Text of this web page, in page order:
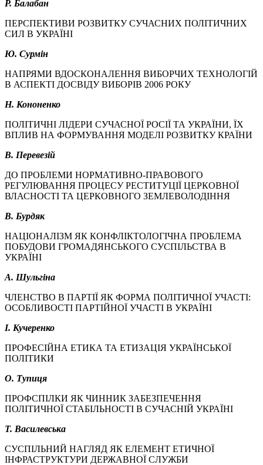
Р. Балабан
ПЕРСПЕКТИВИ РОЗВИТКУ СУЧАСНИХ ПОЛІТИЧНИХ
СИЛ В УКРАЇНІ
Ю. Сурмін
НАПРЯМИ ВДОСКОНАЛЕННЯ ВИБОРЧИХ ТЕХНОЛОГІЙ
В АСПЕКТІ ДОСВІДУ ВИБОРІВ 2006 РОКУ
Н. Кононенко
ПОЛІТИЧНІ ЛІДЕРИ СУЧАСНОЇ РОСІЇ ТА УКРАЇНИ, ЇХ
ВПЛИВ НА ФОРМУВАННЯ МОДЕЛІ РОЗВИТКУ КРАЇНИ
В. Перевезій
ДО ПРОБЛЕМИ НОРМАТИВНО-ПРАВОВОГО
РЕГУЛЮВАННЯ ПРОЦЕСУ РЕСТИТУЦІЇ ЦЕРКОВНОЇ
ВЛАСНОСТІ ТА ЦЕРКОВНОГО ЗЕМЛЕВОЛОДІННЯ
В. Бурдяк
НАЦІОНАЛІЗМ ЯК КОНФЛІКТОЛОГІЧНА ПРОБЛЕМА
ПОБУДОВИ ГРОМАДЯНСЬКОГО СУСПІЛЬСТВА В
УКРАЇНІ
А. Шульгіна
ЧЛЕНСТВО В ПАРТІЇ ЯК ФОРМА ПОЛІТИЧНОЇ УЧАСТІ:
ОСОБЛИВОСТІ ПАРТІЙНОЇ УЧАСТІ В УКРАЇНІ
І. Кучеренко
ПРОФЕСІЙНА ЕТИКА ТА ЕТИЗАЦІЯ УКРАЇНСЬКОЇ
ПОЛІТИКИ
О. Тупиця
ПРОФСПІЛКИ ЯК ЧИННИК ЗАБЕЗПЕЧЕННЯ
ПОЛІТИЧНОЇ СТАБІЛЬНОСТІ В СУЧАСНІЙ УКРАЇНІ
Т. Василевська
СУСПІЛЬНИЙ НАГЛЯД ЯК ЕЛЕМЕНТ ЕТИЧНОЇ
ІНФРАСТРУКТУРИ ДЕРЖАВНОЇ СЛУЖБИ